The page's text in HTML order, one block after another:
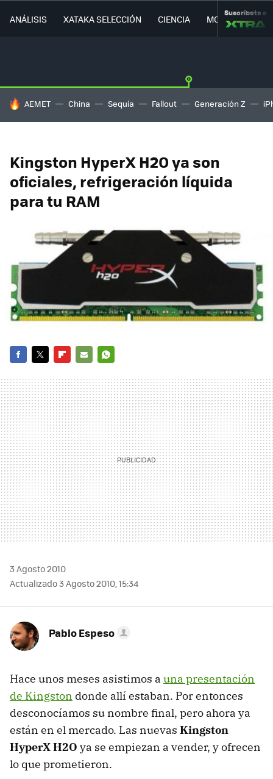
ANÁLISIS XATAKA SELECCIÓN CIENCIA MOVILIDAD
Suscríbete a
HOY SE HABLA DE
AEMET China Sequía Fallout Generación Z
Kingston HyperX H2O ya son
oficiales, refrigeración líquida
para tu RAM
MAIL
3 Agosto 2010
Actualizado 3 Agosto 2010, 15:34
Pablo Espeso
Hace unos meses asistimos a una presentación
de Kingston donde allí estaban. Por entonces
desconocíamos su nombre final, pero ahora ya
están en el mercado. Las nuevas Kingston
HyperX H2O ya se empiezan a vender, y ofrecen
lo que prometieron.